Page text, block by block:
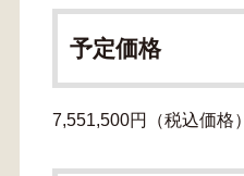
予定価格
7,551,500円（税込価格）